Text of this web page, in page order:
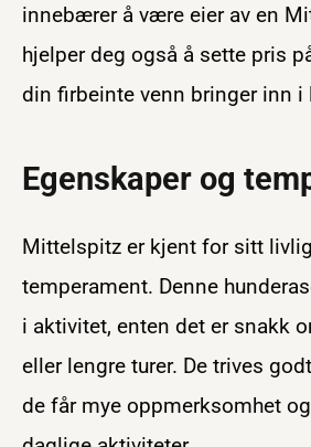
innebærer å være eier av en
hjelper deg også å sette pris
din firbeinte venn bringer inn i
Egenskaper og
Mittelspitz er kjent for sitt
temperament. Denne
i aktivitet, enten det er snakk
eller lengre turer. De trives
de får mye oppmerksomhet